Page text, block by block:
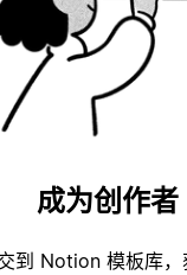
成为创作者
到 Notion 模板库，